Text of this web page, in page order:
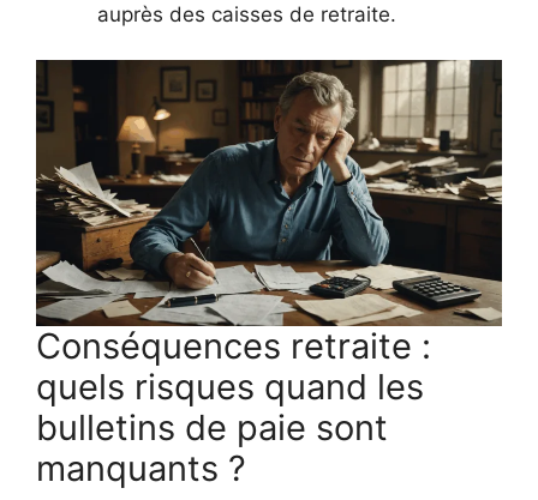
auprès des caisses de retraite.
Conséquences retraite :
quels risques quand les
bulletins de paie sont
manquants ?